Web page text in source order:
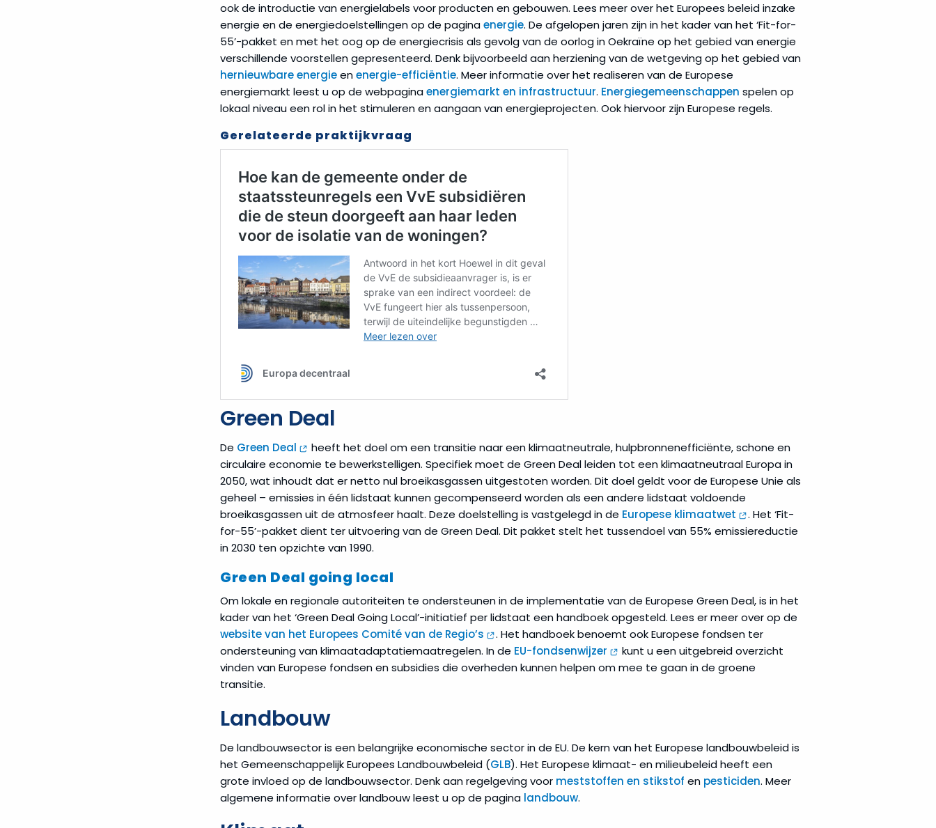
ook de introductie van energielabels voor producten en gebouwen. Lees meer over het Europees beleid inzake
energie en de energiedoelstellingen op de paginaenergie. De afgelopen jaren zijn in het kader van het ‘Fit-for-
55’-pakket en met het oog op de energiecrisis als gevolg van de oorlog in Oekraïne op het gebied van energie
verschillende voorstellen gepresenteerd. Denk bijvoorbeeld aan herziening van de wetgeving op het gebied van
hernieuwbare energieenenergie-efficiëntie. Meer informatie over het realiseren van de Europese
energiemarkt leest u op de webpaginaenergiemarkt en infrastructuur. Energiegemeenschappen spelen op
lokaal niveau een rol in het stimuleren en aangaan van energieprojecten. Ook hiervoor zijn Europese regels.
Gerelateerde praktijkvraag
Green Deal
De Green Deal
heeft het doel om een transitie naar een klimaatneutrale, hulpbronnenefficiënte, schone en
circulaire economie te bewerkstelligen. Specifiek moet de Green Deal leiden tot een klimaatneutraal Europa in
2050, wat inhoudt dat er netto nul broeikasgassen uitgestoten worden. Dit doel geldt voor de Europese Unie als
geheel – emissies in één lidstaat kunnen gecompenseerd worden als een andere lidstaat voldoende
broeikasgassen uit de atmosfeer haalt. Deze doelstelling is vastgelegd in de Europese klimaatwet
. Het ‘Fit-
for-55’-pakket dient ter uitvoering van de Green Deal. Dit pakket stelt het tussendoel van 55% emissiereductie
in 2030 ten opzichte van 1990.
Green Deal going local
Om lokale en regionale autoriteiten te ondersteunen in de implementatie van de Europese Green Deal, is in het
kader van het ‘Green Deal Going Local’-initiatief per lidstaat een handboek opgesteld. Lees er meer over op de
website van het Europees Comité van de Regio’s
. Het handboek benoemt ook Europese fondsen ter
ondersteuning van klimaatadaptatiemaatregelen. In de EU-fondsenwijzer
kunt u een uitgebreid overzicht
vinden van Europese fondsen en subsidies die overheden kunnen helpen om mee te gaan in de groene
transitie.
Landbouw
De landbouwsector is een belangrijke economische sector in de EU. De kern van het Europese landbouwbeleid is
het Gemeenschappelijk Europees Landbouwbeleid (GLB). Het Europese klimaat- en milieubeleid heeft een
grote invloed op de landbouwsector. Denk aan regelgeving voor meststoffen en stikstof en pesticiden. Meer
algemene informatie over landbouw leest u op de pagina landbouw.